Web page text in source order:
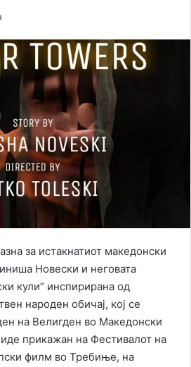
за истакнатиот македонски
Новески и неговата
кули” инспирирана од
народен обичај, кој се
на Велигден во Македонски
прикажан на Фестивалот на
филм во Требиње, на